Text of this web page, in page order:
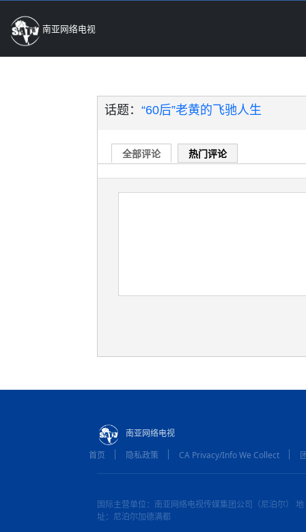
南亚网络电视
话题： “60后”老黄的飞驰人生
全部评论 热门评论
南亚网络电视
首页
隐私政策 CA Privacy/Info We Collect
国际主营单位：南亚网络电视传媒集团公司（尼泊尔） 地
址：尼泊尔加德满都